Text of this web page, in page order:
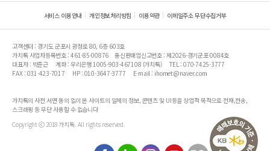
서비스 이용안내 개인정보처리방침 이용약관 이메일주소 무단수집거부
고객센터 : 경기도 군포시 광정로 80, 6층 603호
가치톡 사업자등록번호 : 461-85-00876
통신판매업신고번호 : 제2026-경기군포-0084호
대표자 : 박준근
계좌 : 우리은행 1005-903-467108 (가치톡)
TEL : 070-7425-3777
FAX : 031-423-7017
HP : 010-3647-3777 E-mail : ihomet@naver.com
가치톡의 사전 서면 동의 없이 본 사이트의 일체의 정보, 콘텐츠 및 UI등을 상업적 목적으로 전재,전송,
스크래핑 등 무단 사용할 수 없습니다
Copyright ⓒ 2018 가치톡. All rights reserved.